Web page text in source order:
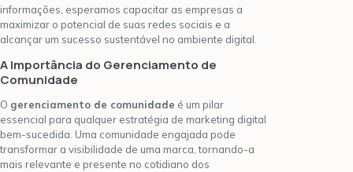
informações, esperamos capacitar as empresas a
maximizar o potencial de suas redes sociais e a
alcançar um sucesso sustentável no ambiente digital.
A Importância do Gerenciamento de
Comunidade
O gerenciamento de comunidade é um pilar
essencial para qualquer estratégia de marketing digital
bem-sucedida. Uma comunidade engajada pode
transformar a visibilidade de uma marca, tornando-a
mais relevante e presente no cotidiano dos